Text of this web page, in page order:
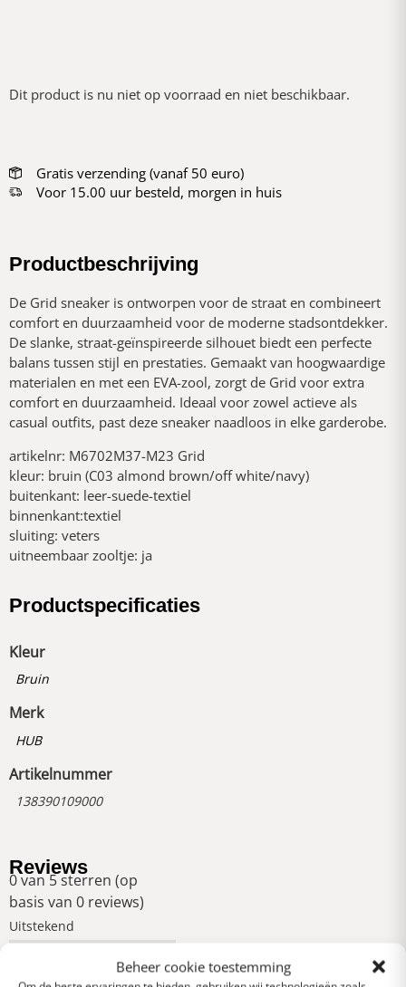
Beheer cookie toestemming
Dit product is nu niet op voorraad en niet beschikbaar.
Gratis verzending (vanaf 50 euro)
Voor 15.00 uur besteld, morgen in huis
Productbeschrijving
De Grid sneaker is ontworpen voor de straat en combineert
comfort en duurzaamheid voor de moderne stadsontdekker.
De slanke, straat-geïnspireerde silhouet biedt een perfecte
balans tussen stijl en prestaties. Gemaakt van hoogwaardige
materialen en met een EVA-zool, zorgt de Grid voor extra
comfort en duurzaamheid. Ideaal voor zowel actieve als
casual outfits, past deze sneaker naadloos in elke garderobe.
artikelnr: M6702M37-M23 Grid
kleur: bruin (C03 almond brown/off white/navy)
buitenkant: leer-suede-textiel
binnenkant:textiel
sluiting: veters
uitneembaar zooltje: ja
Productspecificaties
Kleur
Bruin
Merk
HUB
Artikelnummer
138390109000
Reviews
0 van 5 sterren (op
basis van 0 reviews)
Uitstekend